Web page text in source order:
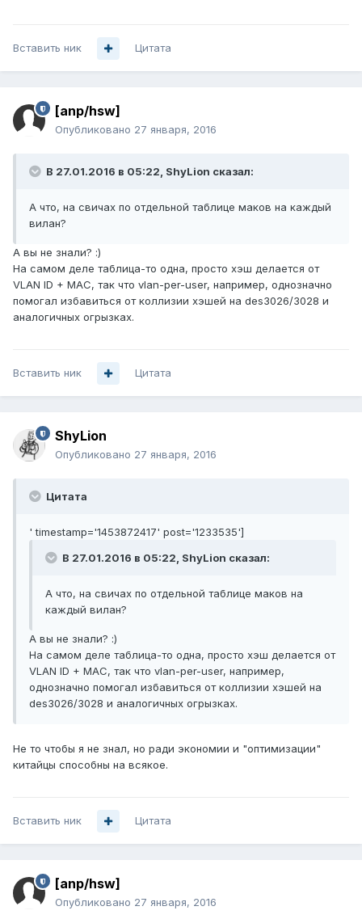
Вставить ник Цитата
[anp/hsw]
Опубликовано 27 января, 2016
В 27.01.2016 в 05:22, ShyLion сказал:
А что, на свичах по отдельной таблице маков на каждый
вилан?
А вы не знали? :)
На самом деле таблица-то одна, просто хэш делается от
VLAN ID + MAC, так что vlan-per-user, например, однозначно
помогал избавиться от коллизии хэшей на des3026/3028 и
аналогичных огрызках.
Вставить ник Цитата
ShyLion
Опубликовано 27 января, 2016
Цитата
' timestamp='1453872417' post='1233535']
В 27.01.2016 в 05:22, ShyLion сказал:
А что, на свичах по отдельной таблице маков на
каждый вилан?
А вы не знали? :)
На самом деле таблица-то одна, просто хэш делается от
VLAN ID + MAC, так что vlan-per-user, например,
однозначно помогал избавиться от коллизии хэшей на
des3026/3028 и аналогичных огрызках.
Не то чтобы я не знал, но ради экономии и "оптимизации"
китайцы способны на всякое.
Вставить ник Цитата
[anp/hsw]
Опубликовано 27 января, 2016